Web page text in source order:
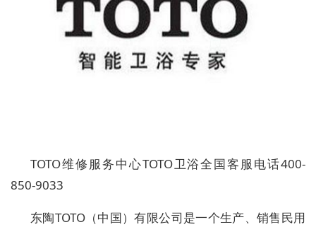
TOTO维修服务中心TOTO卫浴全国客服电话400-
850-9033
东陶TOTO（中国）有限公司是一个生产、销售民用